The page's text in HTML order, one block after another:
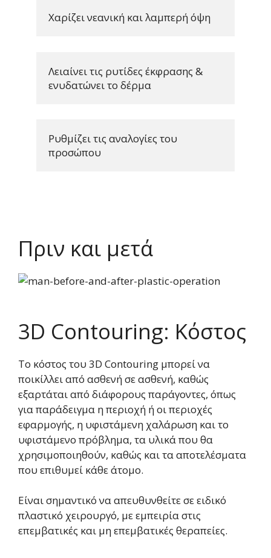
Χαρίζει νεανική και λαμπερή όψη
Λειαίνει τις ρυτίδες έκφρασης &
ενυδατώνει το δέρμα
Ρυθμίζει τις αναλογίες του
προσώπου
Πριν και μετά
3D Contouring: Κόστος
Το κόστος του 3D Contouring μπορεί να
ποικίλλει από ασθενή σε ασθενή, καθώς
εξαρτάται από διάφορους παράγοντες, όπως
για παράδειγμα η περιοχή ή οι περιοχές
εφαρμογής, η υφιστάμενη χαλάρωση και το
υφιστάμενο πρόβλημα, τα υλικά που θα
χρησιμοποιηθούν, καθώς και τα αποτελέσματα
που επιθυμεί κάθε άτομο.
Είναι σημαντικό να απευθυνθείτε σε ειδικό
πλαστικό χειρουργό, με εμπειρία στις
επεμβατικές και μη επεμβατικές θεραπείες.